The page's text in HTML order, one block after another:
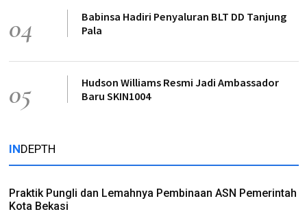
04
Babinsa Hadiri Penyaluran BLT DD Tanjung
Pala
05
Hudson Williams Resmi Jadi Ambassador
Baru SKIN1004
INDEPTH
Praktik Pungli dan Lemahnya Pembinaan ASN Pemerintah
Kota Bekasi